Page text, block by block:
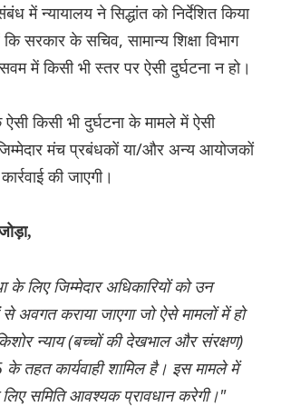
में न्यायालय ने सिद्धांत को निर्देशित किया
सरकार के सचिव, सामान्य शिक्षा विभाग
में किसी भी स्तर पर ऐसी दुर्घटना न हो।
किसी भी दुर्घटना के मामले में ऐसी
मंच प्रबंधकों या/और अन्य आयोजकों
की जाएगी।
के लिए जिम्मेदार अधिकारियों को उन
से अवगत कराया जाएगा जो ऐसे मामलों में हो
न्याय (बच्चों की देखभाल और संरक्षण)
तहत कार्यवाही शामिल है। इस मामले में
समिति आवश्यक प्रावधान करेगी।"